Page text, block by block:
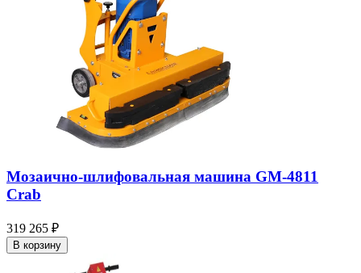
Мозаично-шлифовальная машина GM-4811
Crab
319 265 ₽
В корзину